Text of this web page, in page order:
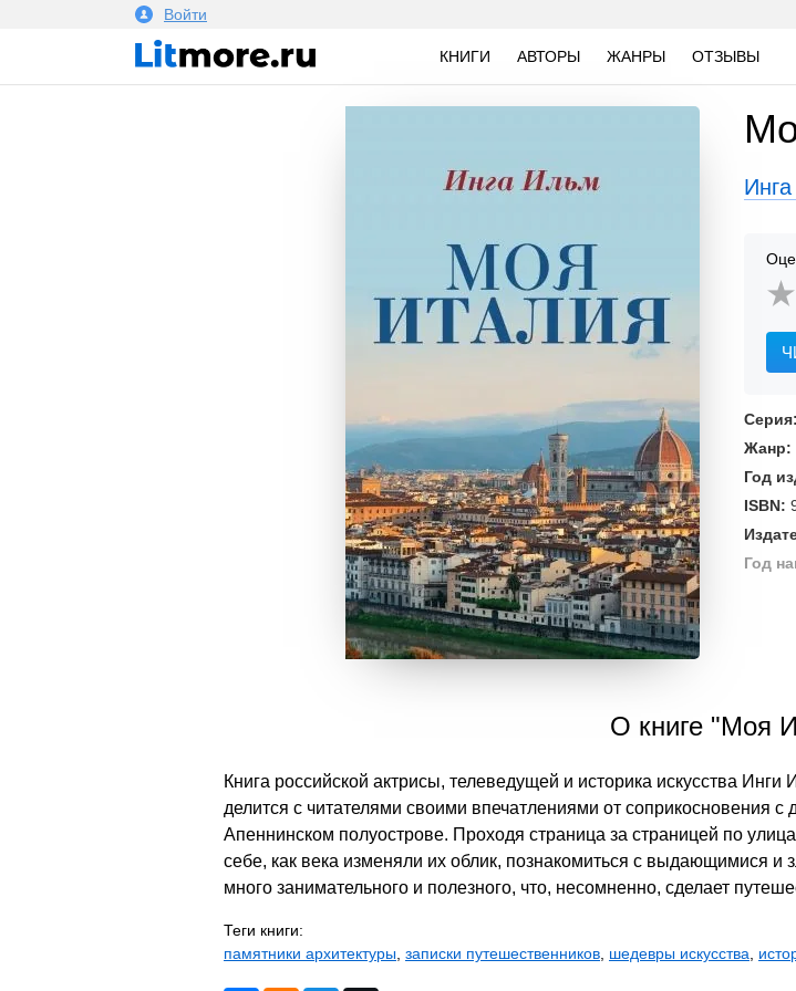
Войти
КНИГИ АВТОРЫ ЖАНРЫ ОТЗЫВЫ
Серия:
Жанр:
Год
ISBN:
Год
О книге "Моя
Книга российской актрисы, телеведущей и историка искусства
делится с читателями своими впечатлениями от соприкосновения
Апеннинском полуострове. Проходя страница за страницей по
себе, как века изменяли их облик, познакомиться с выдающимися
много занимательного и полезного, что, несомненно, сделает
Теги книги:
памятники архитектуры записки путешественников шедевры искусства